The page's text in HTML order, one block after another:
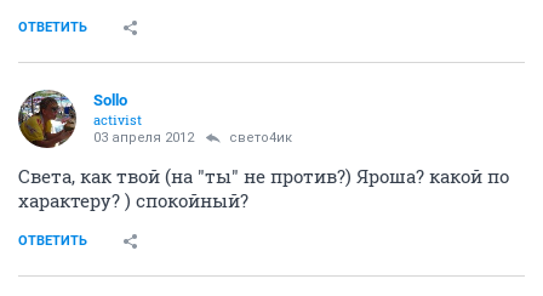
ОТВЕТИТЬ
Sollo
activist
03 апреля 2012 свето4ик
Света, как твой (на "ты" не против?) Яроша? какой по
характеру? ) спокойный?
ОТВЕТИТЬ